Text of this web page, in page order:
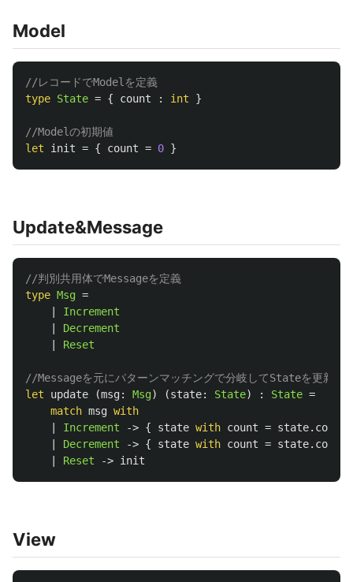
Model
//レコードでModelを定義
type State = { count : int }
//Modelの初期値
let
init = { count = 0 }
Update&Message
//判別共用体でMessageを定義
type Msg =
Increment
Decrement
Reset
//Messageを元にパターンマッチングで分岐してStateを更新
let
update (msg: Msg) (state: State) : State =
match msg with
Increment -> { state with count = state. count
Decrement -> { state with count = state. count
Reset -> init
View